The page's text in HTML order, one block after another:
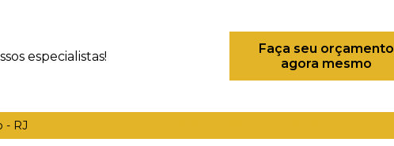
especialistas!
Faça seu orçamento
agora mesmo
- RJ